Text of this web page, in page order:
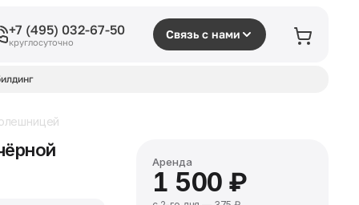
+7 (495) 032-67-50
круглосуточно
Связь с нами
Аренда
1 500 ₽